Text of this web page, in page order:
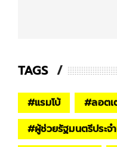
TAGS
#แรมโบ้ #ลอตเ
#ผู้ช่วยรัฐมนตรีประจ